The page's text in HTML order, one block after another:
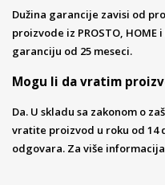
Dužina garancije zavisi od
proizvode iz PROSTO,
garanciju od 25 meseci.
Mogu li da vratim
Da. U skladu sa zakonom o
vratite proizvod u roku od 14
odgovara. Za više